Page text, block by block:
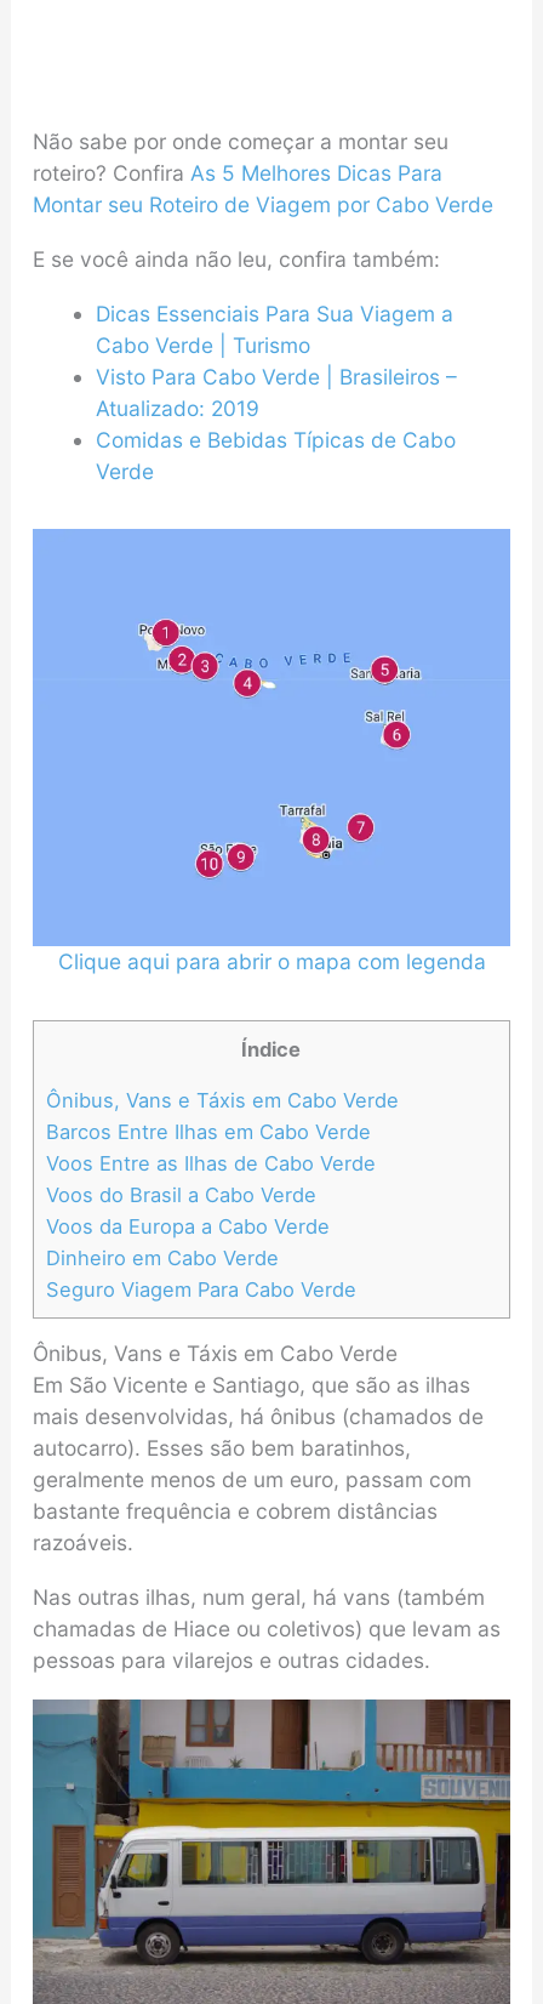
Não sabe por onde começar a montar seu
roteiro? Confira As 5 Melhores Dicas Para
Montar seu Roteiro de Viagem por Cabo Verde
E se você ainda não leu, confira também:
Dicas Essenciais Para Sua Viagem a
Cabo Verde | Turismo
Visto Para Cabo Verde | Brasileiros –
Atualizado: 2019
Comidas e Bebidas Típicas de Cabo
Verde
Clique aqui para abrir o mapa com legenda
Índice
Ônibus, Vans e Táxis em Cabo Verde
Barcos Entre Ilhas em Cabo Verde
Voos Entre as Ilhas de Cabo Verde
Voos do Brasil a Cabo Verde
Voos da Europa a Cabo Verde
Dinheiro em Cabo Verde
Seguro Viagem Para Cabo Verde
Ônibus, Vans e Táxis em Cabo Verde
Em São Vicente e Santiago, que são as ilhas
mais desenvolvidas, há ônibus (chamados de
autocarro). Esses são bem baratinhos,
geralmente menos de um euro, passam com
bastante frequência e cobrem distâncias
razoáveis.
Nas outras ilhas, num geral, há vans (também
chamadas de Hiace ou coletivos) que levam as
pessoas para vilarejos e outras cidades.